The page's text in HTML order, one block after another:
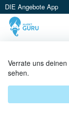
DIE Angebote App
Verrate uns
sehen.
ZIPFER
&